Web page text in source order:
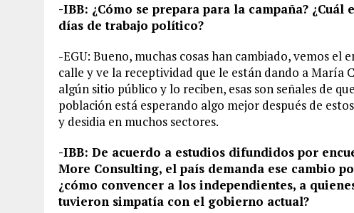
-IBB: ¿Cómo se prepara para la campaña?
días de trabajo político?
-EGU: Bueno, muchas cosas han cambiado, vemos el
calle y ve la receptividad que le están dando a María
algún sitio público y lo reciben, esas son señales de
población está esperando algo mejor después de
y desidia en muchos sectores.
-IBB: De acuerdo a estudios difundidos por
More Consulting, el país demanda ese cambio
¿cómo convencer a los independientes, a
tuvieron simpatía con el gobierno actual?